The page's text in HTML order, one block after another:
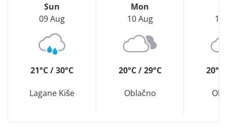
Sun
09 Aug
21°C / 30°C
Lagane Kiše
Mon
10 Aug
20°C / 29°C
Oblačno
11
20°C